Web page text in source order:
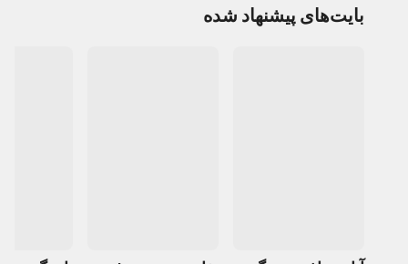
بایت‌های پیشنهاد شده